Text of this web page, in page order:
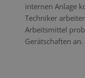
internen Anlage
Techniker
Arbeitsmittel
Gerätschaften an.